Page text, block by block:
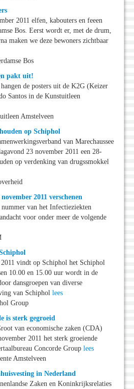
2011 elfen, kabouters en feeen
Bos. Eerst wordt er, met de drum,
maken we deze bewoners zichtbaar
Bos
pakt uit!
de posters uit de K2G (Keizer
Santos in de Kunstuitleen
Amstelveen
op Schiphol
van Marechaussee
23 november 2011 een 28-
op verdenking van drugssmokkel
2011 verschenen
van het Infectieziekten
voor onder meer de volgende
vindt op Schiphol het Schiphol
10.00 en 15.00 uur wordt in de
dansgroepen van diverse
van Schiphol lees
Group
is sterk gegroeid
van economische zaken (CDA)
2011 het sterk groeiende
Concorde Group lees
Amstelveen
in Nederland
Zaken en Koninkrijksrelaties